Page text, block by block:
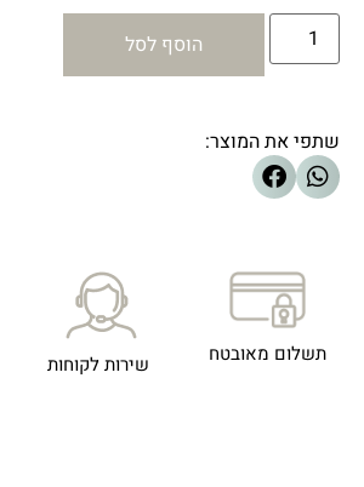
הוסף לסל
שתפי את המוצר:
תשלום מאובטח שירות לקוחות